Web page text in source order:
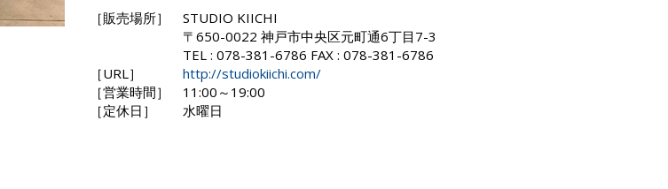
［販売場所］
STUDIO KIICHI
〒650-0022 神戸市中央区元町通6丁目7-3
TEL : 078-381-6786 FAX : 078-381-6786
［URL］
http://studiokiichi.com/
［営業時間］
11:00～19:00
［定休日］
水曜日